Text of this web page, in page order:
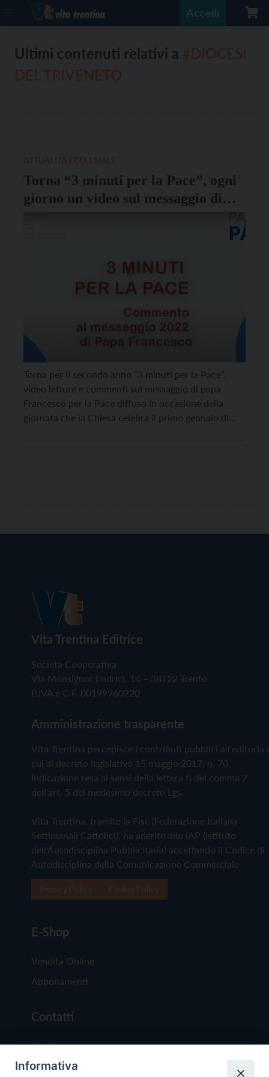
Accedi
Ultimi contenuti relativi a
Torna “3 minuti per la Pace”, ogni
giorno un video sul messaggio di
Torna per il secondo anno “3 minuti per la Pace”,
video letture e commenti sul messaggio di papa
Francesco per la Pace diffuso in occasione della
giornata che la Chiesa celebra il primo gennaio di
Vita Trentina Editrice
Società Cooperativa
Via Monsignor Endrici, 14 – 38122 Trento
P.IVA e C.F. 00199960220
Amministrazione trasparente
Vita Trentina percepisce i contributi pubblici all'editoria
cui al decreto legislativo 15 maggio 2017, n. 70.
Indicazione resa ai sensi della lettera f) del comma 2
dell'art. 5 del medesimo decreto Lgs.
Vita Trentina, tramite la Fisc (Federazione Italiana
Settimanali Cattolici), ha aderito allo IAP (Istituto
dell'Autodisciplina Pubblicitaria) accettando il Codice di
Autodisciplina della Comunicazione Commerciale
E-Shop
Vendita Online
Abbonamenti
Contatti
Chi Siamo
Redazione
Informativa